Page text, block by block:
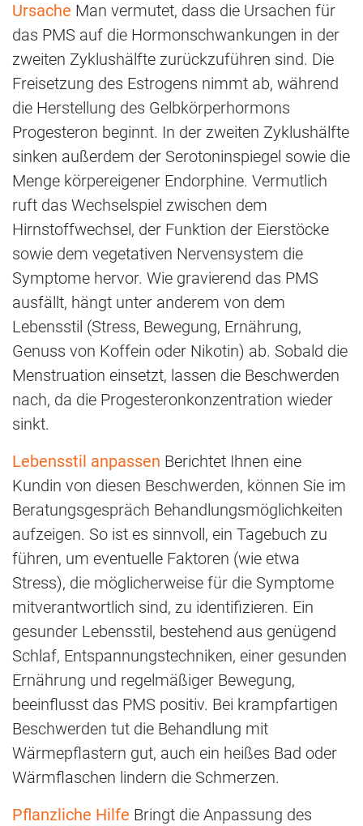
Ursache Man vermutet, dass die Ursachen für
das PMS auf die Hormonschwankungen in der
zweiten Zyklushälfte zurückzuführen sind. Die
Freisetzung des Estrogens nimmt ab, während
die Herstellung des Gelbkörperhormons
Progesteron beginnt. In der zweiten Zyklushälfte
sinken außerdem der Serotoninspiegel sowie die
Menge körpereigener Endorphine. Vermutlich
ruft das Wechselspiel zwischen dem
Hirnstoffwechsel, der Funktion der Eierstöcke
sowie dem vegetativen Nervensystem die
Symptome hervor. Wie gravierend das PMS
ausfällt, hängt unter anderem von dem
Lebensstil (Stress, Bewegung, Ernährung,
Genuss von Koffein oder Nikotin) ab. Sobald die
Menstruation einsetzt, lassen die Beschwerden
nach, da die Progesteronkonzentration wieder
sinkt.
Lebensstil anpassen Berichtet Ihnen eine
Kundin von diesen Beschwerden, können Sie im
Beratungsgespräch Behandlungsmöglichkeiten
aufzeigen. So ist es sinnvoll, ein Tagebuch zu
führen, um eventuelle Faktoren (wie etwa
Stress), die möglicherweise für die Symptome
mitverantwortlich sind, zu identifizieren. Ein
gesunder Lebensstil, bestehend aus genügend
Schlaf, Entspannungstechniken, einer gesunden
Ernährung und regelmäßiger Bewegung,
beeinflusst das PMS positiv. Bei krampfartigen
Beschwerden tut die Behandlung mit
Wärmepflastern gut, auch ein heißes Bad oder
Wärmflaschen lindern die Schmerzen.
Pflanzliche Hilfe Bringt die Anpassung des